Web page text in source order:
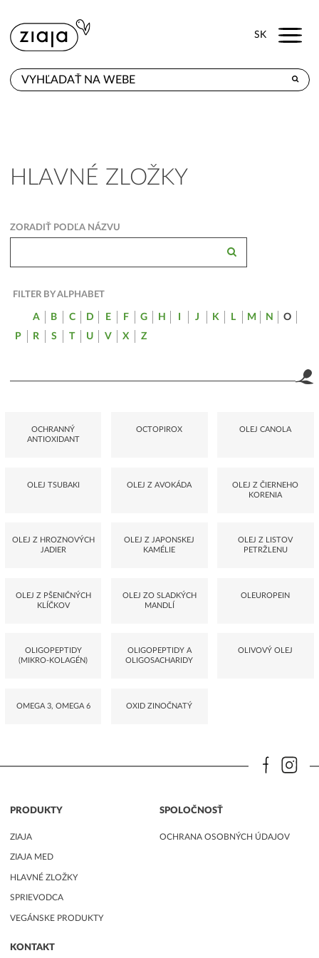
SK Menu
E-SHOP
HLAVNÉ ZLOŽKY
ZORADIŤ PODĽA NÁZVU
FILTER BY ALPHABET
A B C D E F G H J K L M N
O
P
R S T U V X Z
OCHRANNÝ
ANTIOXIDANT
OCTOPIROX OLEJ CANOLA
OLEJ TSUBAKI OLEJ Z AVOKÁDA
OLEJ Z ČIERNEHO
KORENIA
OLEJ Z HROZNOVÝCH
JADIER
OLEJ Z JAPONSKEJ
KAMÉLIE
OLEJ Z LISTOV
PETRŽLENU
OLEJ Z PŠENIČNÝCH
KLÍČKOV
OLEJ ZO SLADKÝCH
MANDLÍ
OLEUROPEIN
OLIGOPEPTIDY
(MIKRO-KOLAGÉN)
OLIGOPEPTIDY A
OLIGOSACHARIDY
OLIVOVÝ OLEJ
OMEGA 3, OMEGA 6 OXID ZINOČNATÝ
PRODUKTY
ZIAJA
ZIAJA MED
HLAVNÉ ZLOŽKY
SPRIEVODCA
VEGÁNSKE PRODUKTY
SPOLOČNOSŤ
OCHRANA OSOBNÝCH ÚDAJOV
KONTAKT